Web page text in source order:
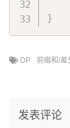
}
DP 前缀和/差
发表评论